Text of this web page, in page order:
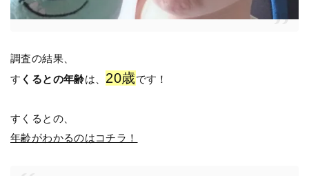
調査の結果、
す くるとの年齢は、 20歳です！
すくるとの、
年齢がわかるのはコチラ！